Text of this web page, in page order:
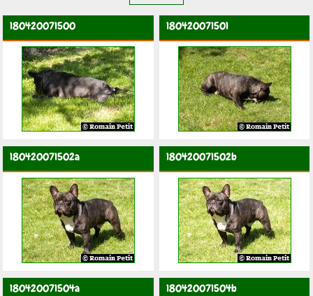
180420071500 180420071501
180420071502a 180420071502b
180420071504a 180420071504b